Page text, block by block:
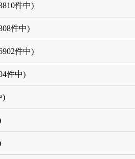
件中)
件中)
件中)
件中)
)